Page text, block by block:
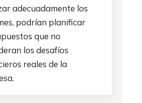
adecuadamente los
podrían planificar
que no
los desafíos
reales de la